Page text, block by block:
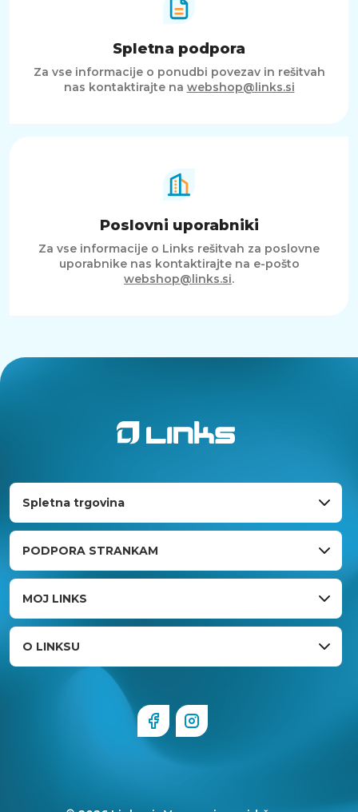
Spletna podpora
Za vse informacije o ponudbi povezav in rešitvah
nas kontaktirajte na webshop@links.si
Poslovni uporabniki
Za vse informacije o Links rešitvah za poslovne
uporabnike nas kontaktirajte na e-pošto
webshop@links.si.
Spletna trgovina
PODPORA STRANKAM
MOJ LINKS
O LINKSU